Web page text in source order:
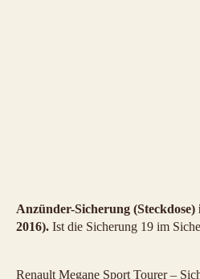
Anzünder-Sicherung
2016). Ist die Sicherung 19 im
Renault Megane Sport Tourer –